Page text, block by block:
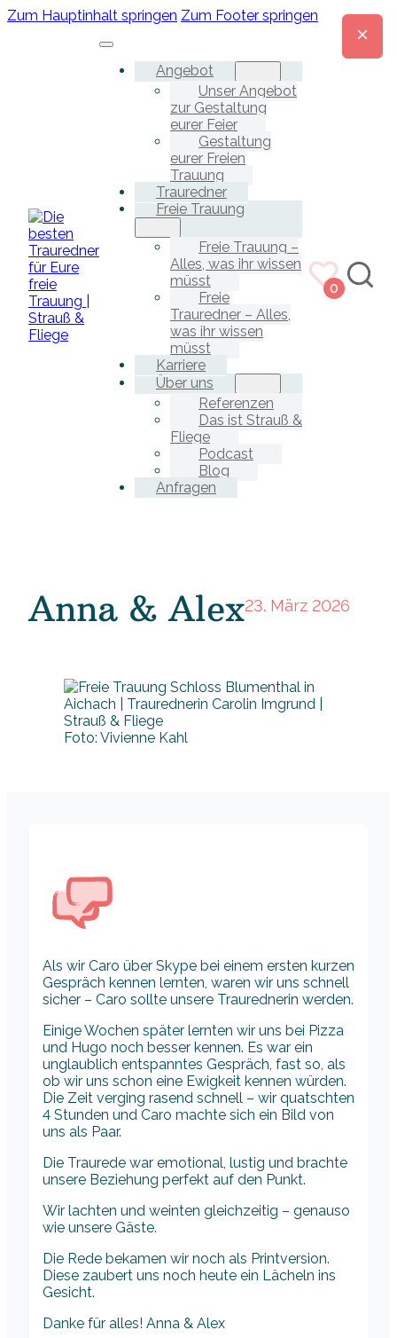
Zum Hauptinhalt springen Zum Footer springen
Angebot
Unser Angebot
zur Gestaltung
eurer Feier
Gestaltung
eurer Freien
Trauung
Trauredner
Freie Trauung
Freie Trauung –
Alles, was ihr wissen
müsst
Freie
Trauredner – Alles,
was ihr wissen
müsst
Karriere
Über uns
Referenzen
Das ist Strauß &
Fliege
Podcast
Blog
Anfragen
0
Anna & Alex23. März 2026
Foto: Vivienne Kahl
Als wir Caro über Skype bei einem ersten kurzen
Gespräch kennen lernten, waren wir uns schnell
sicher – Caro sollte unsere Traurednerin werden.
Einige Wochen später lernten wir uns bei Pizza
und Hugo noch besser kennen. Es war ein
unglaublich entspanntes Gespräch, fast so, als
ob wir uns schon eine Ewigkeit kennen würden.
Die Zeit verging rasend schnell – wir quatschten
4 Stunden und Caro machte sich ein Bild von
uns als Paar.
Die Traurede war emotional, lustig und brachte
unsere Beziehung perfekt auf den Punkt.
Wir lachten und weinten gleichzeitig – genauso
wie unsere Gäste.
Die Rede bekamen wir noch als Printversion.
Diese zaubert uns noch heute ein Lächeln ins
Gesicht.
Danke für alles! Anna & Alex